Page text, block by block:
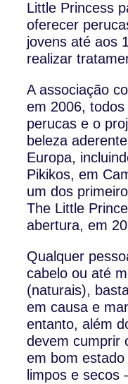
Little Princess
oferecer
jovens até aos
realizar
A associação
em 2006,
perucas e o
beleza
Europa,
Pikikos, em
um dos
The Little
abertura, em
Qualquer
cabelo ou até
(naturais),
em causa e
entanto, além
devem cumprir
em bom
limpos e